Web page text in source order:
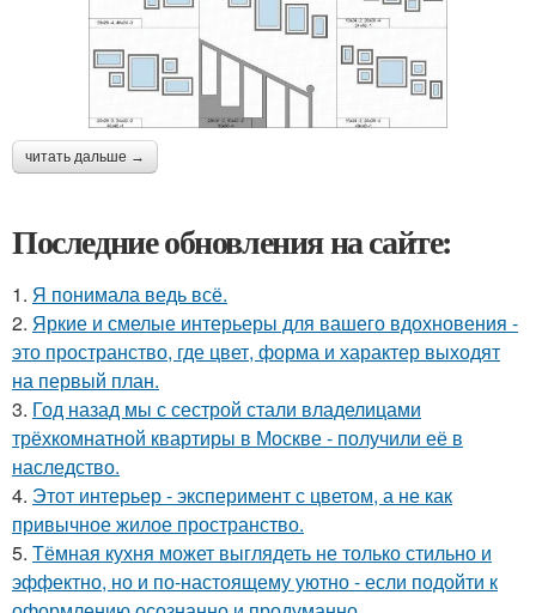
читать дальше →
Последние обновления на сайте:
1. Я понимала ведь всё.
2. Яркие и смелые интерьеры для вашего вдохновения -
это пространство, где цвет, форма и характер выходят
на первый план.
3. Год назад мы с сестрой стали владелицами
трёхкомнатной квартиры в Москве - получили её в
наследство.
4. Этот интерьер - эксперимент с цветом, а не как
привычное жилое пространство.
5. Тёмная кухня может выглядеть не только стильно и
эффектно, но и по-настоящему уютно - если подойти к